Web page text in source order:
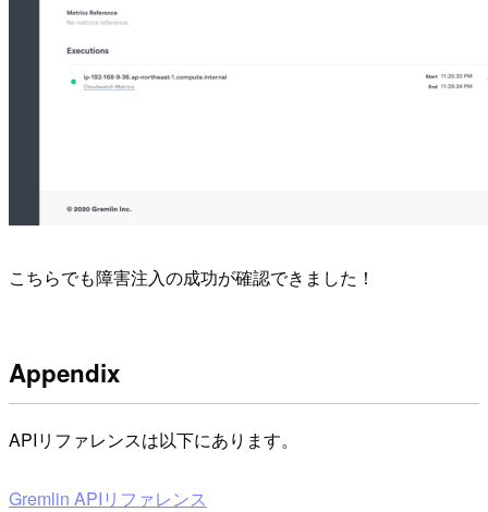
こちらでも障害注入の成功が確認できました！
Appendix
APIリファレンスは以下にあります。
Gremlin APIリファレンス